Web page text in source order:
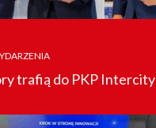
trafią do PKP Intercity